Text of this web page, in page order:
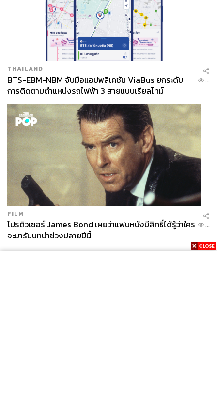
THAILAND
BTS-EBM-NBM จับมือแอปพลิเคชัน ViaBus ยกระดับ
การติดตามตำแหน่งรถไฟฟ้า 3 สายแบบเรียลไทม์
...
FILM
โปรดิวเซอร์ James Bond เผยว่าแฟนหนังมีสิทธิ์ได้รู้ว่าใคร
จะมารับบทนำช่วงปลายปีนี้
...